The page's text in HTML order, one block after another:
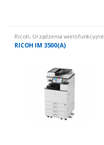
Ricoh, Urządzenia wielofunkcyjne
używane, Urządzenia
wielofunkcyjne używane: czarno
RICOH IM 3500(A)